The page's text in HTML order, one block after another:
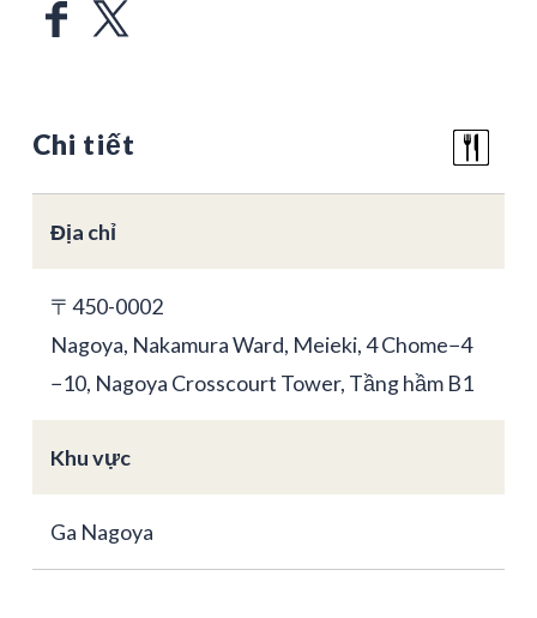
Chi tiết
Địa chỉ
〒450-0002
Nagoya, Nakamura Ward, Meieki, 4 Chome−4
−10, Nagoya Crosscourt Tower, Tầng hầm B1
Khu vực
Ga Nagoya